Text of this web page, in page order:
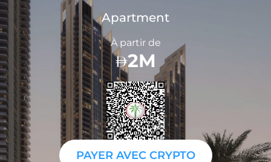
Apartment
À partir de
2M
PAYER AVEC CRYPTO